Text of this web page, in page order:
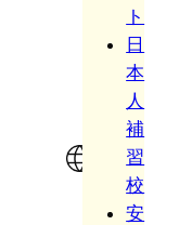
ト
日
本
人
補
習
校
安